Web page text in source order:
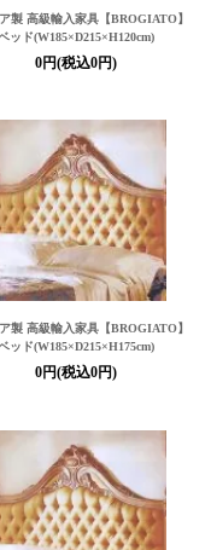
製 高級輸入家具【BROGIATO】
ッド(W185×D215×H120cm)
0円(税込0円)
製 高級輸入家具【BROGIATO】
ッド(W185×D215×H175cm)
0円(税込0円)